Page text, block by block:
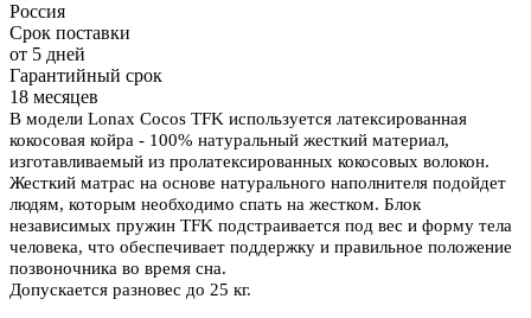
Россия
Срок поставки
от 5 дней
Гарантийный срок
18 месяцев
В модели Lonax Cocos TFK используется латексированная
кокосовая койра - 100% натуральный жесткий материал,
изготавливаемый из пролатексированных кокосовых волокон.
Жесткий матрас на основе натурального наполнителя подойдет
людям, которым необходимо спать на жестком. Блок
независимых пружин TFK подстраивается под вес и форму тела
человека, что обеспечивает поддержку и правильное положение
позвоночника во время сна.
Допускается разновес до 25 кг.